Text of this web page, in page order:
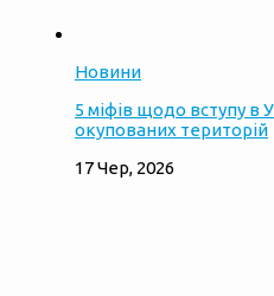
Новини
5 міфів щодо вступу в
окупованих територій
17 Чер, 2026